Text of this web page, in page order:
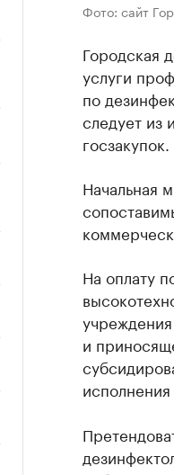
Фото: сайт
Городская
услуги
по
следует из
госзакупок.
Начальная
На оплату
и
исполнения